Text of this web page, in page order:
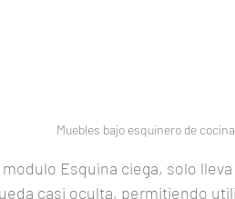
Muebles bajo esquinero de
Esquina ciega, solo
casi oculta, permitiendo